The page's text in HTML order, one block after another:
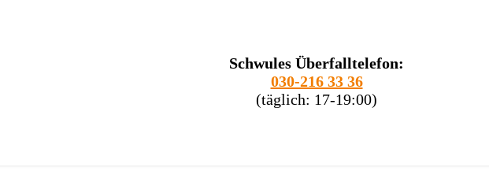
Schwules Überfalltelefon:
030-216 33 36
(täglich: 17-19:00)